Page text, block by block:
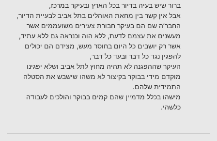
ברור שיש בעיה בדיור בכל הארץ ובעיקר במרכז,
אבל אין קשר בין מחאת האוהלים בתל אביב לבעיית הדיור,
החבר’ה שם הם בעיקר חבורת צעירים משועממים אשר
מעשנים את עצמם לדעת, ללא הוה וכנראה גם ללא עתיד,
אשר רק יושבים כל היום בחוסר מעש, מצידם הם יכולים
להפגין נגד כל דבר ובעד כל דבר,
העיקר שההפגנה לא תהיה מחוץ לתל אביב ושלא יפגינו
מוקדם מידי בבוקר בקיצור לא משהו שישבש את הסטלה
התמידית שלהם.
מישהו בכלל מדמיין שהם קמים בבוקר והולכים לעבודה
כלשהי.